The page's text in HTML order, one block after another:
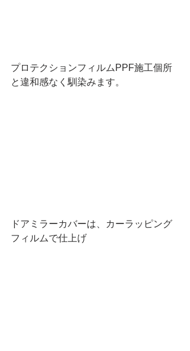
プロテクションフィルムPPF施工個所
と違和感なく馴染みます。
ドアミラーカバーは、カーラッピング
フィルムで仕上げ